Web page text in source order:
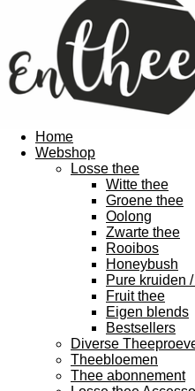
Home
Webshop
Losse thee
Witte thee
Groene thee
Oolong
Zwarte thee
Rooibos
Honeybush
Pure kruiden
Fruit thee
Eigen blends
Bestsellers
Diverse
Theebloemen
Thee abonnement